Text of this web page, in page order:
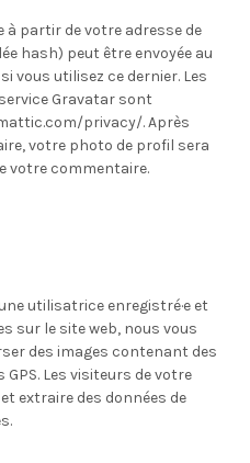
à partir de votre adresse de
hash) peut être envoyée au
vous utilisez ce dernier. Les
Gravatar sont
privacy/. Après
votre photo de profil sera
votre commentaire.
utilisatrice enregistré·e et
sur le site web, nous vous
des images contenant des
Les visiteurs de votre
extraire des données de